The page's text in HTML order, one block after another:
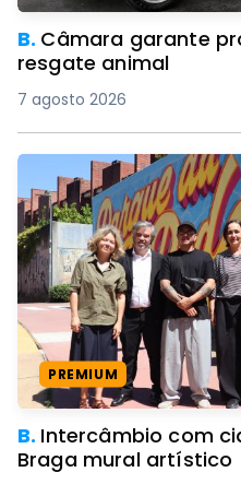
B. Câmara garante
resgate animal
7 agosto 2026
PREMIUM
B. Intercâmbio com cidade
Braga mural artístico